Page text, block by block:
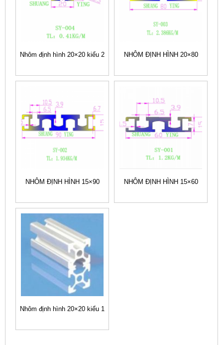
Nhôm định hình 20×20 kiểu 2 NHÔM ĐỊNH HÌNH 20×80
NHÔM ĐỊNH HÌNH 15×90 NHÔM ĐỊNH HÌNH 15×60
Nhôm định hình 20×20 kiểu 1